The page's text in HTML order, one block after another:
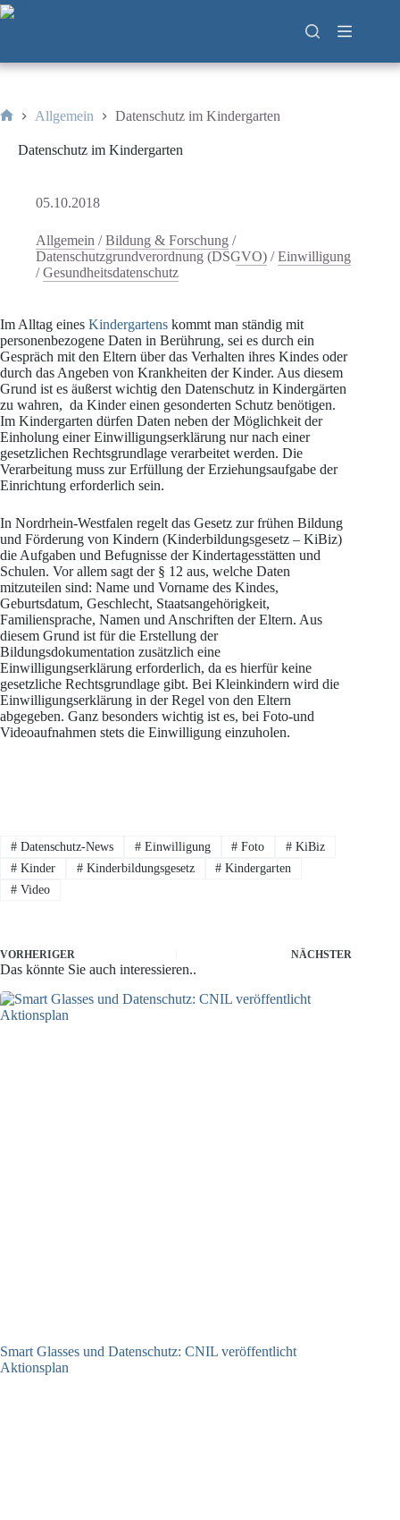
Zum
Inhalt
Allgemein Datenschutz im Kindergarten
Datenschutz im Kindergarten
05.10.2018
Allgemein /Bildung & Forschung /
Datenschutzgrundverordnung (DSGVO) /Einwilligung
/Gesundheitsdatenschutz
Im Alltag eines Kindergartens kommt man ständig mit
personenbezogene Daten in Berührung, sei es durch ein
Gespräch mit den Eltern über das Verhalten ihres Kindes oder
durch das Angeben von Krankheiten der Kinder. Aus diesem
Grund ist es äußerst wichtig den Datenschutz in Kindergärten
zu wahren, da Kinder einen gesonderten Schutz benötigen.
Im Kindergarten dürfen Daten neben der Möglichkeit der
Einholung einer Einwilligungserklärung nur nach einer
gesetzlichen Rechtsgrundlage verarbeitet werden. Die
Verarbeitung muss zur Erfüllung der Erziehungsaufgabe der
Einrichtung erforderlich sein.
In Nordrhein-Westfalen regelt das Gesetz zur frühen Bildung
und Förderung von Kindern (Kinderbildungsgesetz – KiBiz)
die Aufgaben und Befugnisse der Kindertagesstätten und
Schulen. Vor allem sagt der § 12 aus, welche Daten
mitzuteilen sind: Name und Vorname des Kindes,
Geburtsdatum, Geschlecht, Staatsangehörigkeit,
Familiensprache, Namen und Anschriften der Eltern. Aus
diesem Grund ist für die Erstellung der
Bildungsdokumentation zusätzlich eine
Einwilligungserklärung erforderlich, da es hierfür keine
gesetzliche Rechtsgrundlage gibt. Bei Kleinkindern wird die
Einwilligungserklärung in der Regel von den Eltern
abgegeben. Ganz besonders wichtig ist es, bei Foto-und
Videoaufnahmen stets die Einwilligung einzuholen.
#Datenschutz-News #Einwilligung # Foto # KiBiz
#Kinder #Kinderbildungsgesetz # Kindergarten
#Video
VORHERIGER NÄCHSTER
Das könnte Sie auch interessieren..
Smart Glasses und Datenschutz: CNIL veröffentlicht
Aktionsplan